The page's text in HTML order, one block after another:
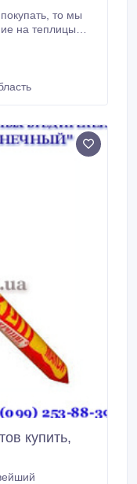
то мы
купить,